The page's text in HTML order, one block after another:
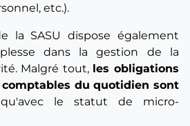
etc.).
la SASU dispose également
dans la gestion de la
Malgré tout, les obligations
du quotidien sont
le statut de micro-